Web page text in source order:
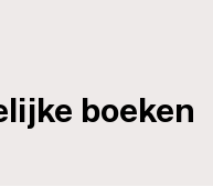
boeken